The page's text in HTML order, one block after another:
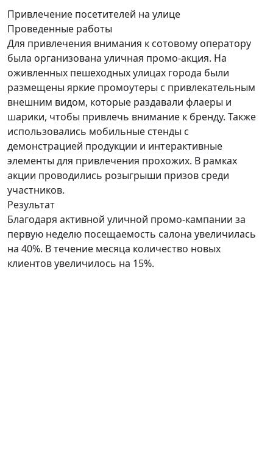
Привлечение посетителей на улице
Проведенные работы
Для привлечения внимания к сотовому оператору
была организована уличная промо-акция. На
оживленных пешеходных улицах города были
размещены яркие промоутеры с привлекательным
внешним видом, которые раздавали флаеры и
шарики, чтобы привлечь внимание к бренду. Также
использовались мобильные стенды с
демонстрацией продукции и интерактивные
элементы для привлечения прохожих. В рамках
акции проводились розыгрыши призов среди
участников.
Результат
Благодаря активной уличной промо-кампании за
первую неделю посещаемость салона увеличилась
на 40%. В течение месяца количество новых
клиентов увеличилось на 15%.